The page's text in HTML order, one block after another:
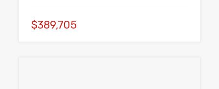
$389,705